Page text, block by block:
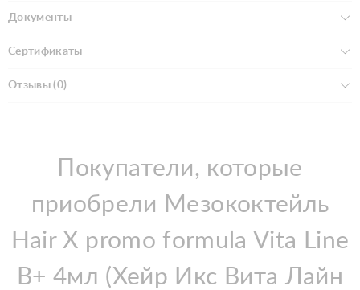
Документы
Сертификаты
Отзывы (0)
Покупатели, которые
приобрели Мезококтейль
Hair X promo formula Vita Line
B+ 4мл (Хейр Икс Вита Лайн